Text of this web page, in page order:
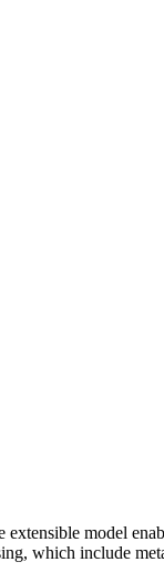
model
which include